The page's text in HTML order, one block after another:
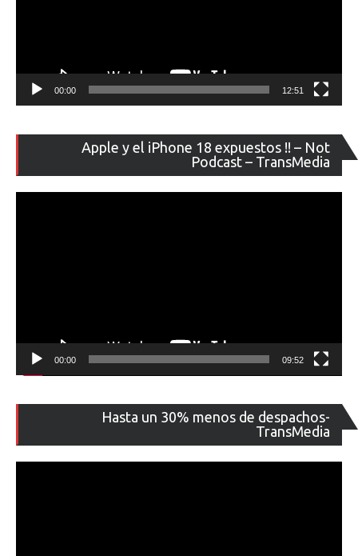
00:00 12:51
Apple y el iPhone 18 expuestos !! – Not
Podcast – TransMedia
de
00:00 09:52
Hasta un 30% menos de despachos-
TransMedia
de